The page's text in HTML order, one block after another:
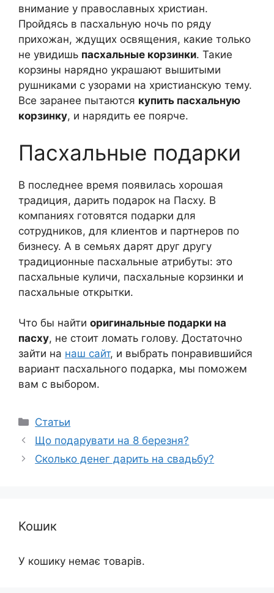
внимание у православных христиан.
Пройдясь в пасхальную ночь по ряду
прихожан, ждущих освящения, какие только
не увидишь пасхальные корзинки. Такие
корзины нарядно украшают вышитыми
рушниками с узорами на христианскую тему.
Все заранее пытаются купить пасхальную
корзинку, и нарядить ее поярче.
Пасхальные подарки
В последнее время появилась хорошая
традиция, дарить подарок на Пасху. В
компаниях готовятся подарки для
сотрудников, для клиентов и партнеров по
бизнесу. А в семьях дарят друг другу
традиционные пасхальные атрибуты: это
пасхальные куличи, пасхальные корзинки и
пасхальные открытки.
Что бы найти оригинальные подарки на
пасху, не стоит ломать голову. Достаточно
зайти на наш сайт, и выбрать понравившийся
вариант пасхального подарка, мы поможем
вам с выбором.
Категорії
Статьи
Що подарувати на 8 березня?
Сколько денег дарить на свадьбу?
Кошик
У кошику немає товарів.